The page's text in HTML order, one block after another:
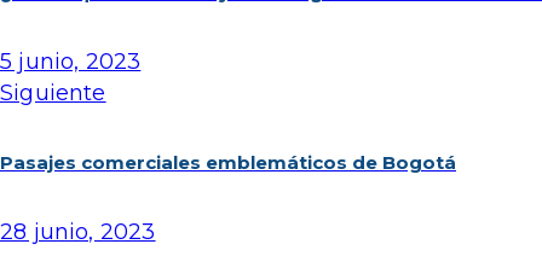
5 junio, 2023
Siguiente
Pasajes comerciales emblemáticos de Bogotá
28 junio, 2023